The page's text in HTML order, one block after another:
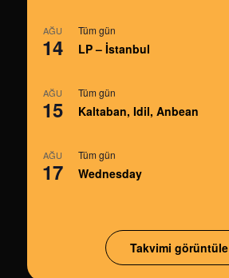
AĞU
14
Tüm gün
LP – İstanbul
AĞU
15
Tüm gün
Kaltaban, Idil, Anbean
AĞU
17
Tüm gün
Wednesday
Takvimi görüntüle